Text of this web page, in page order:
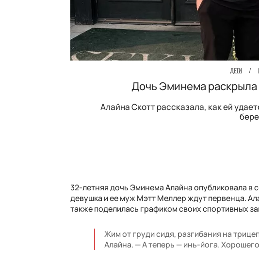
ДЕТИ /
Дочь Эминема раскрыла
Алайна Скотт рассказала, как ей
32-летняя дочь Эминема Алайна опубликовала в
девушка и ее муж Мэтт Меллер ждут первенца.
также поделилась графиком своих спортивных
Жим от груди сидя, разгибания на
Алайна. — А теперь — инь-йога.